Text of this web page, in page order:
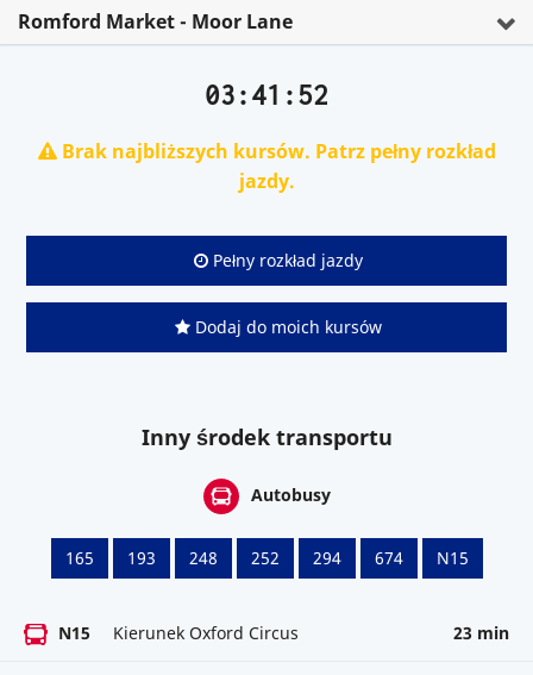
Romford Market - Moor Lane
03:41:52
Brak najbliższych kursów. Patrz pełny rozkład
jazdy.
Pełny rozkład jazdy
Dodaj do moich kursów
Inny środek transportu
Autobusy
165 193 248 252 294 674 N15
N15 Kierunek Oxford Circus 23 min